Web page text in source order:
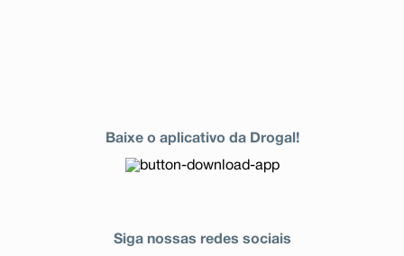
Baixe o aplicativo da Drogal!
Siga nossas redes sociais